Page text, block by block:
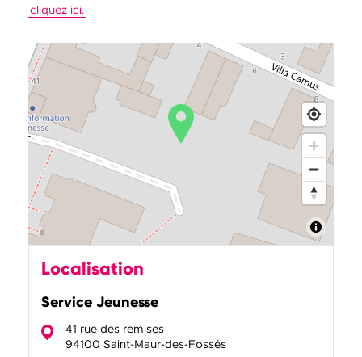
cliquez ici.
Localisation
Service Jeunesse
41 rue des remises
94100 Saint-Maur-des-Fossés